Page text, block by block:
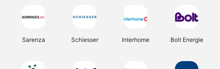
Sarenza Schiesser Interhome Bolt Energie